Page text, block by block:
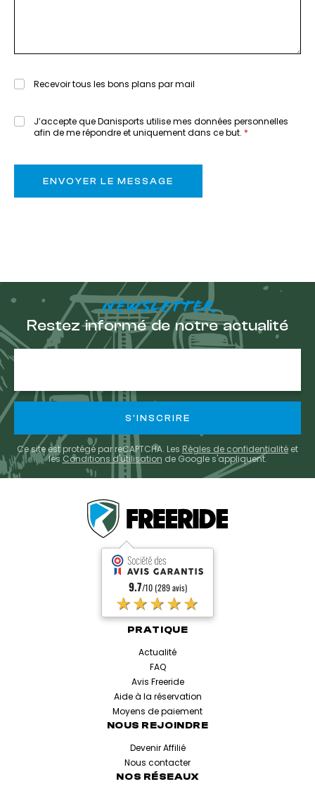
Recevoir tous les bons plans par mail
J’accepte que Danisports utilise mes données personnelles
afin de me répondre et uniquement dans ce but.
NEWSLETTER
Restez informé de notre actualité
Ce site est protégé par reCAPTCHA. Les Règles de confidentialité et
les Conditions d'utilisation de Google s'appliquent.
9.7/10 (289 avis)
★★★★★
PRATIQUE
Actualité
FAQ
Avis Freeride
Aide à la réservation
Moyens de paiement
NOUS REJOINDRE
Devenir Affilié
Nous contacter
NOS RÉSEAUX